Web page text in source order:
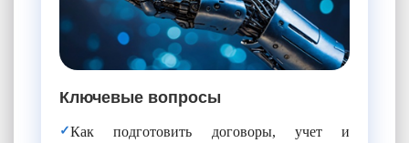
Ключевые вопросы
✓Как подготовить договоры, учет и